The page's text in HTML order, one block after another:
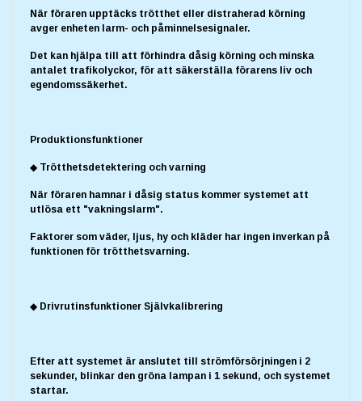
När föraren upptäcks trötthet eller distraherad körning
avger enheten larm- och påminnelsesignaler.
Det kan hjälpa till att förhindra dåsig körning och minska
antalet trafikolyckor, för att säkerställa förarens liv och
egendomssäkerhet.
Produktionsfunktioner
◆ Trötthetsdetektering och varning
När föraren hamnar i dåsig status kommer systemet att
utlösa ett "vakningslarm".
Faktorer som väder, ljus, hy och kläder har ingen inverkan på
funktionen för trötthetsvarning.
◆ Drivrutinsfunktioner Självkalibrering
Efter att systemet är anslutet till strömförsörjningen i 2
sekunder, blinkar den gröna lampan i 1 sekund, och systemet
startar.